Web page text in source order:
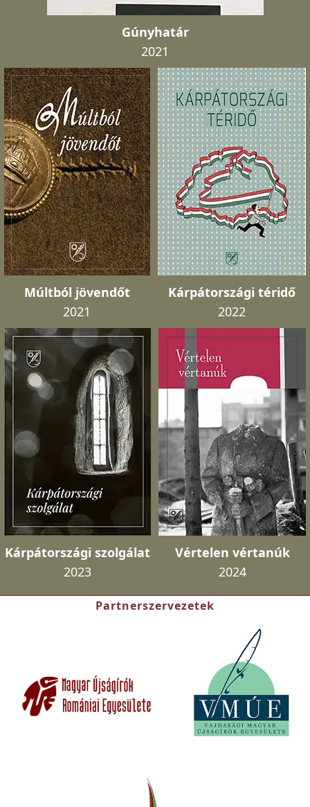
Gúnyhatár
2021
Múltból jövendőt
2021
Kárpátországi téridő
2022
Kárpátországi szolgálat
2023
Vértelen vértanúk
2024
Partnerszervezetek